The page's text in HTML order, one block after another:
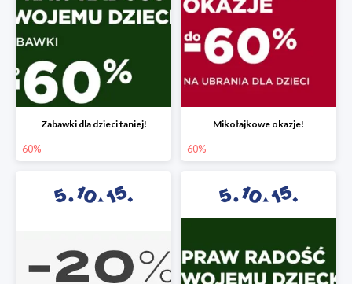
Zabawki dla dzieci taniej!
60%
Mikołajkowe okazje!
60%